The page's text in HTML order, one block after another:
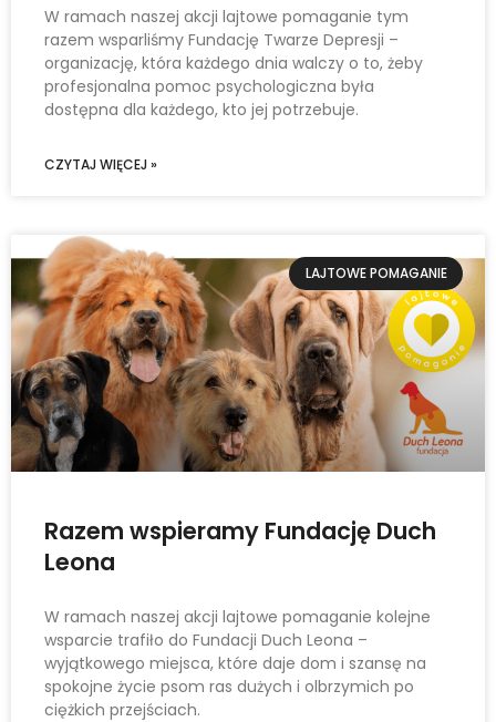
W ramach naszej akcji lajtowe pomaganie tym
razem wsparliśmy Fundację Twarze Depresji –
organizację, która każdego dnia walczy o to, żeby
profesjonalna pomoc psychologiczna była
dostępna dla każdego, kto jej potrzebuje.
CZYTAJ WIĘCEJ »
LAJTOWE POMAGANIE
Razem wspieramy Fundację Duch
Leona
W ramach naszej akcji lajtowe pomaganie kolejne
wsparcie trafiło do Fundacji Duch Leona –
wyjątkowego miejsca, które daje dom i szansę na
spokojne życie psom ras dużych i olbrzymich po
ciężkich przejściach.